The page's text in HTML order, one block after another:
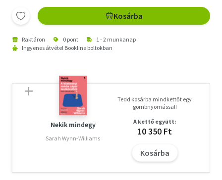
Kosárba
Raktáron 0 pont
1 - 2 munkanap
Ingyenes átvétel Bookline boltokban
Nekik mindegy
Sarah Wynn-Williams
Tedd kosárba mindkettőt egy
gombnyomással!
A kettő együtt:
10 350 Ft
Kosárba